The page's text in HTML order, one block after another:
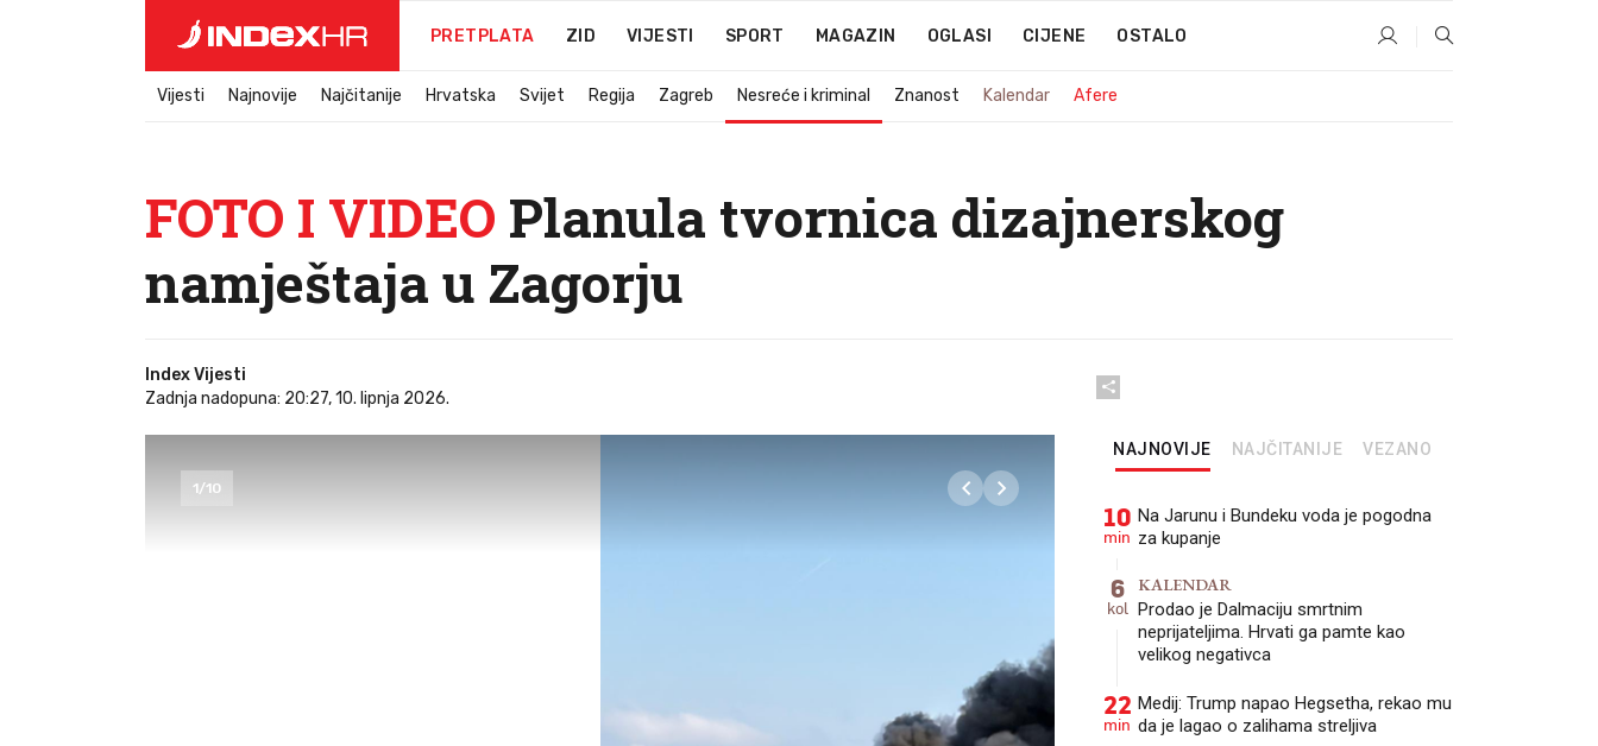
PRETPLATA ZID VIJESTI SPORT MAGAZIN OGLASI CIJENE OSTALO
Vijesti Najnovije Najčitanije Hrvatska Svijet Regija Zagreb Nesreće i kriminal Znanost Kalendar Afere
FOTO I VIDEO Planula tvornica dizajnerskog
namještaja u Zagorju
Index Vijesti
Zadnja nadopuna: 20:27, 10. lipnja 2026.
1/10
NAJNOVIJE NAJČITANIJE VEZANO
10
min
Na Jarunu i Bundeku voda je pogodna
za kupanje
6
kol
KALENDAR
Prodao je Dalmaciju smrtnim
neprijateljima. Hrvati ga pamte kao
velikog negativca
22
min
Medij: Trump napao Hegsetha, rekao mu
da je lagao o zalihama streljiva